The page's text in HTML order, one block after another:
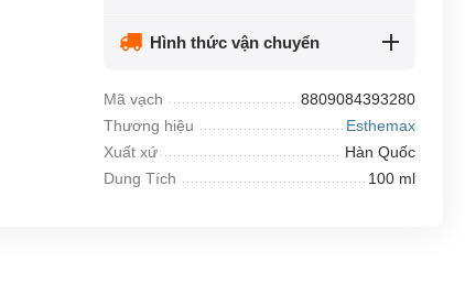
Hình thức vận chuyển
Mã vạch
8809084393280
Thương hiệu
Esthemax
Xuất xứ
Hàn Quốc
Dung Tích
100 ml